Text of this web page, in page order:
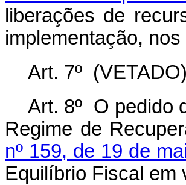
liberações de
implementação,
Art. 7º
Art. 8º O pedido
Regime de
nº 159, de 19 de
Equilíbrio Fiscal em